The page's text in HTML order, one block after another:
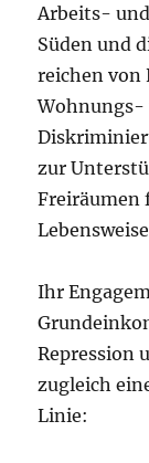
Arbeits-
Süden und
reichen von
zur
Freiräumen
Ihr
Repression
zugleich
Linie: